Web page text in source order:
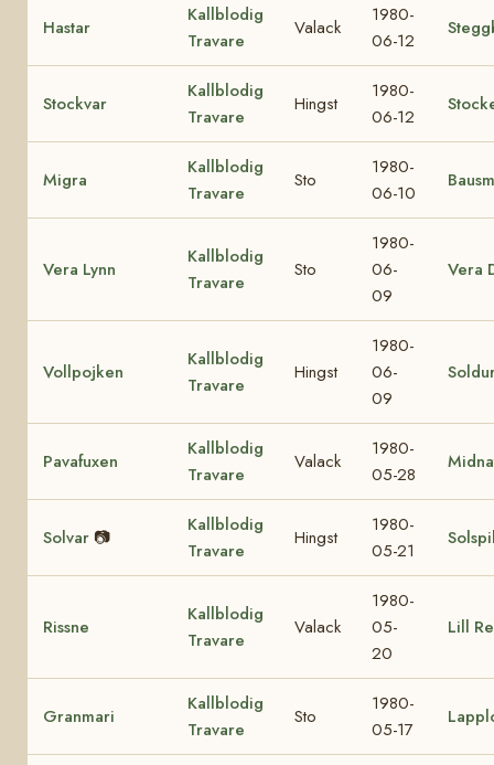
Hastar
Kallblodig
Travare
Valack
1980-
06-12
Stockvar
Kallblodig
Travare
Hingst
1980-
06-12
Migra
Kallblodig
Travare
Sto
1980-
06-10
Vera Lynn
Kallblodig
Travare
Sto
1980-
06-
09
Vera
Vollpojken
Kallblodig
Travare
Hingst
1980-
06-
09
Pavafuxen
Kallblodig
Travare
Valack
1980-
05-28
Solvar 📷
Kallblodig
Travare
Hingst
1980-
05-21
Rissne
Kallblodig
Travare
Valack
1980-
05-
20
Lill
Granmari
Kallblodig
Travare
Sto
1980-
05-17